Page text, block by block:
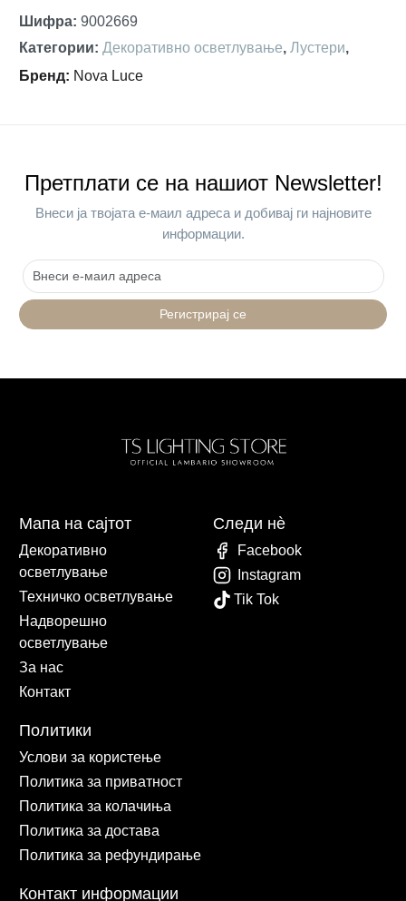
Шифра: 9002669
Категории: Декоративно осветлување, Лустери,
Бренд: Nova Luce
Претплати се на нашиот Newsletter!
Внеси ја твојата е-маил адреса и добивај ги најновите
информации.
Регистрирај се
Мапа на сајтот
Декоративно
осветлување
Техничко осветлување
Надворешно
осветлување
За нас
Контакт
Политики
Услови за користење
Политика за приватност
Политика за колачиња
Политика за достава
Политика за рефундирање
Контакт информации
Следи нè
Facebook
Instagram
Tik Tok